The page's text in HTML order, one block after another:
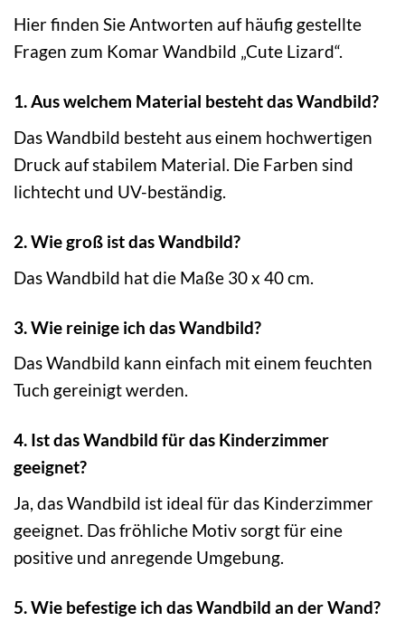
Hier finden Sie Antworten auf häufig gestellte
Fragen zum Komar Wandbild „Cute Lizard“.
1. Aus welchem Material besteht das Wandbild?
Das Wandbild besteht aus einem hochwertigen
Druck auf stabilem Material. Die Farben sind
lichtecht und UV-beständig.
2. Wie groß ist das Wandbild?
Das Wandbild hat die Maße 30 x 40 cm.
3. Wie reinige ich das Wandbild?
Das Wandbild kann einfach mit einem feuchten
Tuch gereinigt werden.
4. Ist das Wandbild für das Kinderzimmer
geeignet?
Ja, das Wandbild ist ideal für das Kinderzimmer
geeignet. Das fröhliche Motiv sorgt für eine
positive und anregende Umgebung.
5. Wie befestige ich das Wandbild an der Wand?